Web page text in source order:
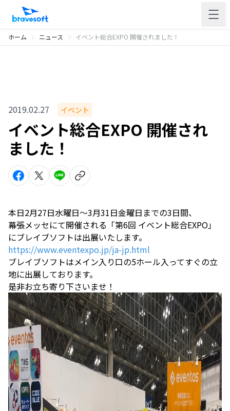
ホーム ニュース イベント総合EXPO 開催されました！
2019.02.27 イベント
イベント総合EXPO 開催され
ました！
本日2月27日水曜日〜3月31日金曜日までの3日間、
幕張メッセにて開催される「第6回 イベント総合EXPO」
にブレイブソフトは出展いたします。
https://www.eventexpo.jp/ja-jp.html
ブレイブソフトはメイン入り口の5ホール入ってすぐの立
地に出展しております。
是非お立ち寄り下さいませ！